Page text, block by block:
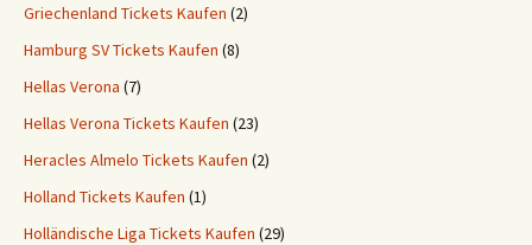
Griechenland Tickets Kaufen (2)
Hamburg SV Tickets Kaufen (8)
Hellas Verona (7)
Hellas Verona Tickets Kaufen (23)
Heracles Almelo Tickets Kaufen (2)
Holland Tickets Kaufen (1)
Holländische Liga Tickets Kaufen (29)